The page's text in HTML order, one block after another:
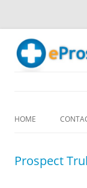
HOME
Prospect